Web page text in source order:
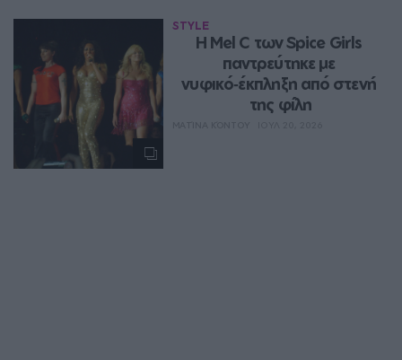
STYLE
Η Mel C των Spice Girls
παντρεύτηκε με
νυφικό‑έκπληξη από στενή
της φίλη